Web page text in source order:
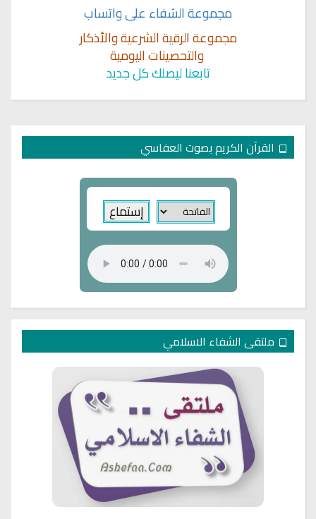
مجموعة الشفاء على واتساب
مجموعة الرقية الشرعية والأذكار
والتحصينات اليومية
تابعنا ليصلك كل جديد
القرآن الكريم بصوت العفاسي
ملتقى الشفاء الاسلامي